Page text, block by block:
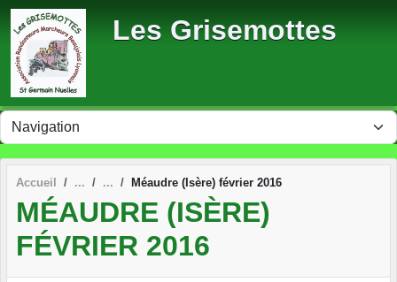
Les Grisemottes
Accueil Méaudre (Isère) février 2016
MÉAUDRE (ISÈRE)
FÉVRIER 2016
Panneau de gestion des cookies